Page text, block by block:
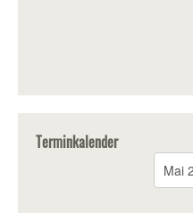
Terminkalender